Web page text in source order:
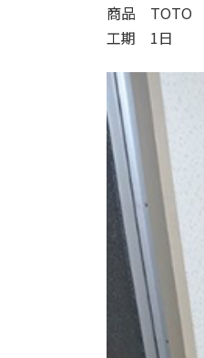
商品 TOTO
工期 1日